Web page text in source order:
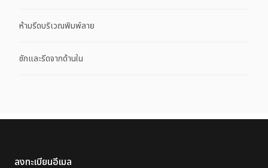
ห้ามรีดบริเวณพิมพ์ลาย
ซักและรีดจากด้านใน
ลงทะเบียนอีเมล